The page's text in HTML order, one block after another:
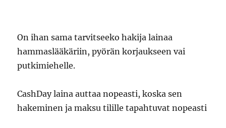
On ihan sama tarvitseeko hakija lainaa
hammaslääkäriin, pyörän korjaukseen vai
putkimiehelle.
CashDay laina auttaa nopeasti, koska sen
hakeminen ja maksu tilille tapahtuvat nopeasti